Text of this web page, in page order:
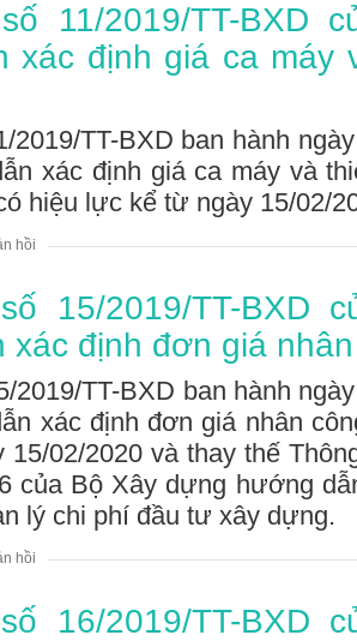
11/2019/TT-BXD
xác định giá ca máy
2019/TT-BXD ban hành
xác định giá ca máy và
hiệu lực kể từ ngày 15/02/
hồi
15/2019/TT-BXD
xác định đơn giá
2019/TT-BXD ban hành
xác định đơn giá nhân
02/2020 và thay thế
của Bộ Xây dựng hướng
lý chi phí đầu tư xây dựng.
hồi
16/2019/TT-BXD